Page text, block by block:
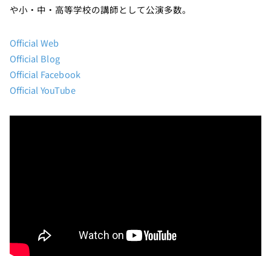
や小・中・高等学校の講師として公演多数。
Official Web
Official Blog
Official Facebook
Official YouTube